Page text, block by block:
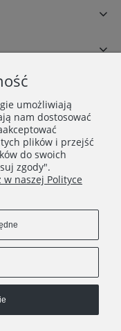
- Dress UP
umożliwiają
nam dostosować
plików i przejść
do swoich
zgody".
naszej Polityce